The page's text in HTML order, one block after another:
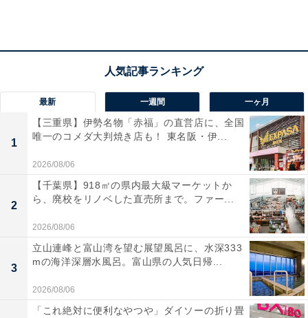
などのTPOに合わせて購入する（53歳女性）」などの声
また、「ほとんどは自分のためではなく、妻へのプレゼ
ント（47歳男性）」「海外でのビジネスに必要だから
（時計などは安物をしていると侮られる）（51歳男
性）」「人に対して見栄を張りたいとき。子供の参観日
などは、子供が私立小学校に通ってるのもあって、周り
の人みんなブランド持っているから自分も頑張ってお金
持ち風を着飾っている（37歳女性）」などのコメントも
集まりました。
最新 一週間 一ヶ月
1
【三重県】伊勢名物「赤福」の直営店に、全国
唯一のコメダ大判焼き店も！ 東名阪・伊...
2026/08/06
2
【千葉県】918㎡の県内最大級マーケットか
ら、廃校をリノベした直売所まで。ファー...
2026/08/06
3
立山連峰と富山湾を望む展望風呂に、水深333
mの海洋深層水風呂。富山県の人気日帰...
2026/08/06
「これ絶対に便利なやつや」ダイソーの折り畳